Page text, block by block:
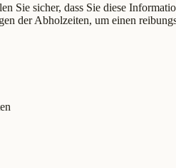
Sie sicher, dass Sie diese
der Abholzeiten, um einen